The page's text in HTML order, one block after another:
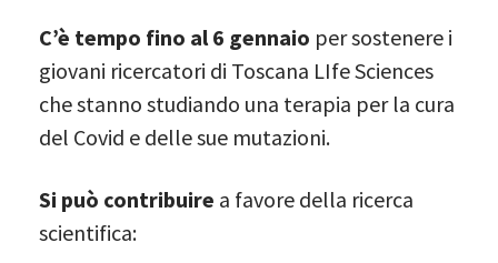
C’è tempo fino al 6 gennaio per sostenere i
giovani ricercatori di Toscana LIfe Sciences
che stanno studiando una terapia per la cura
del Covid e delle sue mutazioni.
Si può contribuire a favore della ricerca
scientifica: